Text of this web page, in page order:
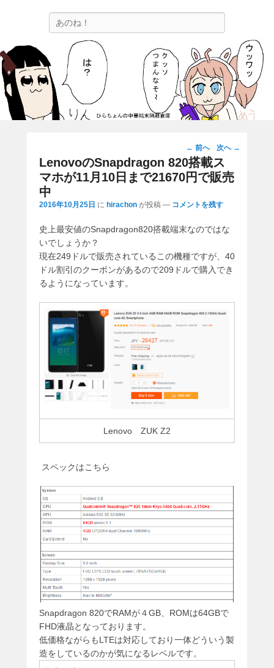
ひらちょんの中華端末隔離倉庫
ほたがページ上部にある検索バーを消してくれたサイトです。
投
稿
ナ
ゲ
シ
ン
← 前へ 次へ →
LenovoのSnapdragon 820搭載ス
マホが11月10日まで21670円で販売
中
2016年10月25日 に hirachon が投稿 — コメントを残す
史上最安値のSnapdragon820搭載端末なのではな
いでしょうか？
現在249ドルで販売されているこの機種ですが、40
ドル割引のクーポンがあるので209ドルで購入でき
るようになっています。
Lenovo ZUK Z2
スペックはこちら
Snapdragon 820でRAMが４GB、ROMは64GBで
FHD液晶となっております。
低価格ながらもLTEは対応しており一体どういう製
造をしているのかが気になるレベルです。